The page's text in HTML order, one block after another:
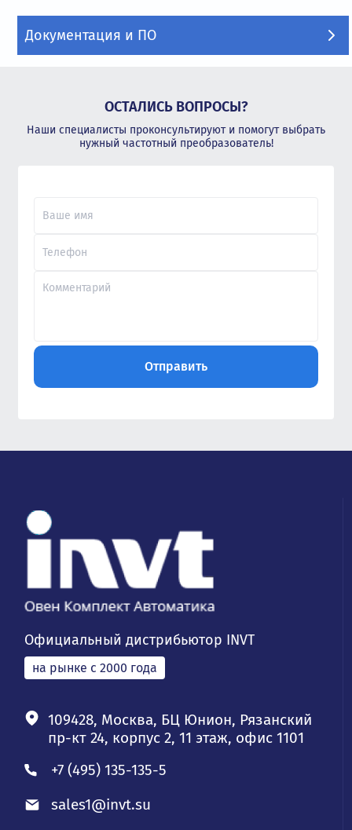
Документация и ПО
ОСТАЛИСЬ ВОПРОСЫ?
Наши специалисты проконсультируют и помогут выбрать
нужный частотный преобразователь!
Официальный дистрибьютор INVT
на рынке с 2000 года
109428, Москва, БЦ Юнион, Рязанский
пр-кт 24, корпус 2, 11 этаж, офис 1101
+7 (495) 135-135-5
sales1@invt.su